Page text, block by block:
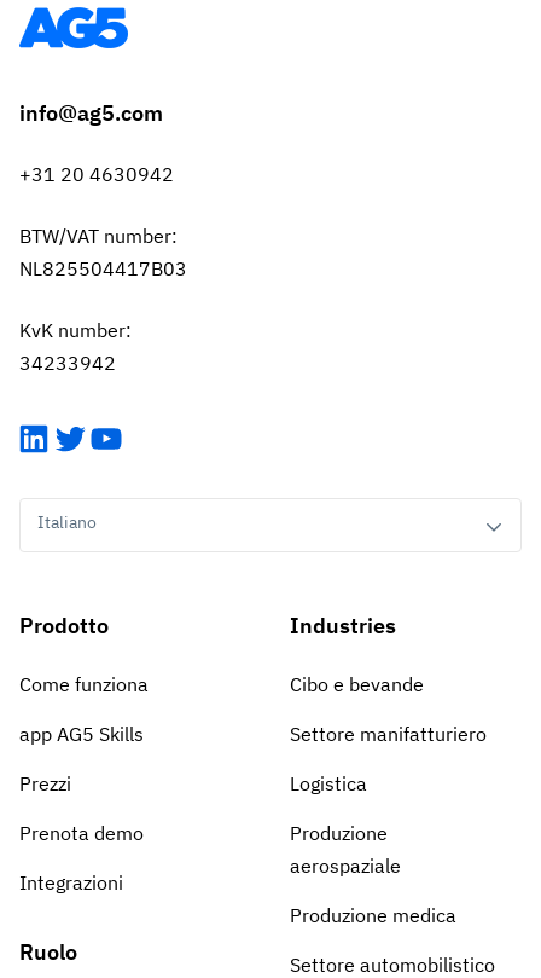
info@ag5.com
+31 20 4630942
BTW/VAT number:
NL825504417B03
KvK number:
34233942
LinkedIn
TwitterYouTube
Italiano
Prodotto
Come funziona
app AG5 Skills
Prezzi
Prenota demo
Integrazioni
Ruolo
Industries
Cibo e bevande
Settore manifatturiero
Logistica
Produzione
aerospaziale
Produzione medica
Settore automobilistico